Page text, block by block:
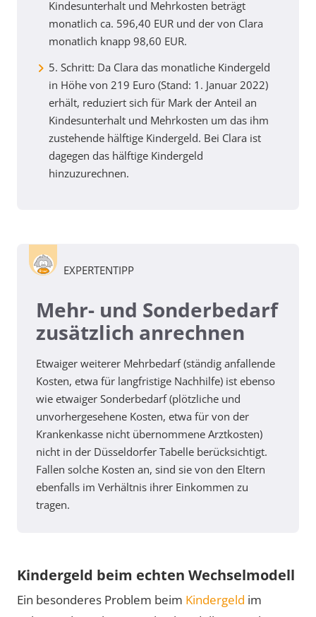
Kindesunterhalt und Mehrkosten beträgt
monatlich ca. 596,40 EUR und der von Clara
monatlich knapp 98,60 EUR.
5. Schritt: Da Clara das monatliche Kindergeld
in Höhe von 219 Euro (Stand: 1. Januar 2022)
erhält, reduziert sich für Mark der Anteil an
Kindesunterhalt und Mehrkosten um das ihm
zustehende hälftige Kindergeld. Bei Clara ist
dagegen das hälftige Kindergeld
hinzuzurechnen.
EXPERTENTIPP
Mehr- und Sonderbedarf
zusätzlich anrechnen
Etwaiger weiterer Mehrbedarf (ständig anfallende
Kosten, etwa für langfristige Nachhilfe) ist ebenso
wie etwaiger Sonderbedarf (plötzliche und
unvorhergesehene Kosten, etwa für von der
Krankenkasse nicht übernommene Arztkosten)
nicht in der Düsseldorfer Tabelle berücksichtigt.
Fallen solche Kosten an, sind sie von den Eltern
ebenfalls im Verhältnis ihrer Einkommen zu
tragen.
Kindergeld beim echten Wechselmodell
Ein besonderes Problem beim Kindergeld im